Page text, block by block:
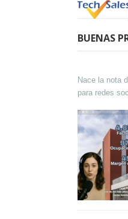
BUENAS
Nace la nota
para redes